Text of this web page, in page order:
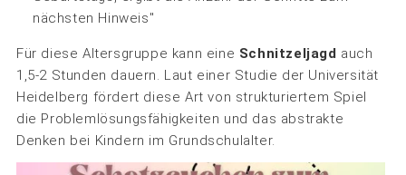
nächsten Hinweis"
Für diese Altersgruppe kann eine Schnitzeljagd auch
1,5-2 Stunden dauern. Laut einer Studie der Universität
Heidelberg fördert diese Art von strukturiertem Spiel
die Problemlösungsfähigkeiten und das abstrakte
Denken bei Kindern im Grundschulalter.